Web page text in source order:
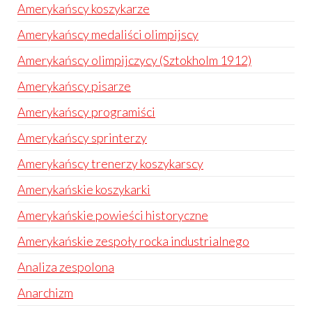
Amerykańscy koszykarze
Amerykańscy medaliści olimpijscy
Amerykańscy olimpijczycy (Sztokholm 1912)
Amerykańscy pisarze
Amerykańscy programiści
Amerykańscy sprinterzy
Amerykańscy trenerzy koszykarscy
Amerykańskie koszykarki
Amerykańskie powieści historyczne
Amerykańskie zespoły rocka industrialnego
Analiza zespolona
Anarchizm